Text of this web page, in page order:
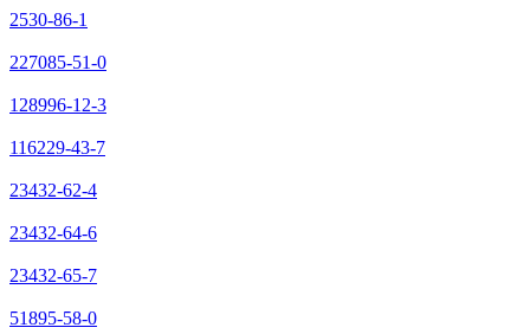
2530-86-1
227085-51-0
128996-12-3
116229-43-7
23432-62-4
23432-64-6
23432-65-7
51895-58-0